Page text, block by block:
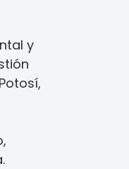
y